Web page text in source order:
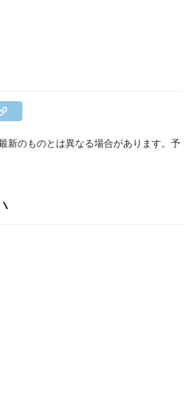
新のものとは異なる場合があります。予